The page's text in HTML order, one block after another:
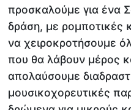
προσκαλούμε για ένα
δράση, με ρομποτικές
να χειροκροτήσουμε
που θα λάβουν μέρος
απολαύσουμε
μουσικοχορευτικές